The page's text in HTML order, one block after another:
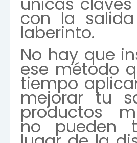
con la
laberinto.
No hay que
ese método
tiempo
mejorar tu
productos
no pueden